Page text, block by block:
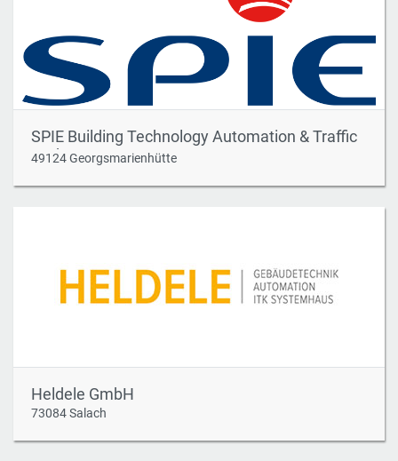
SPIE Building Technology Automation & Traffic
GmbH
49124 Georgsmarienhütte
Heldele GmbH
73084 Salach